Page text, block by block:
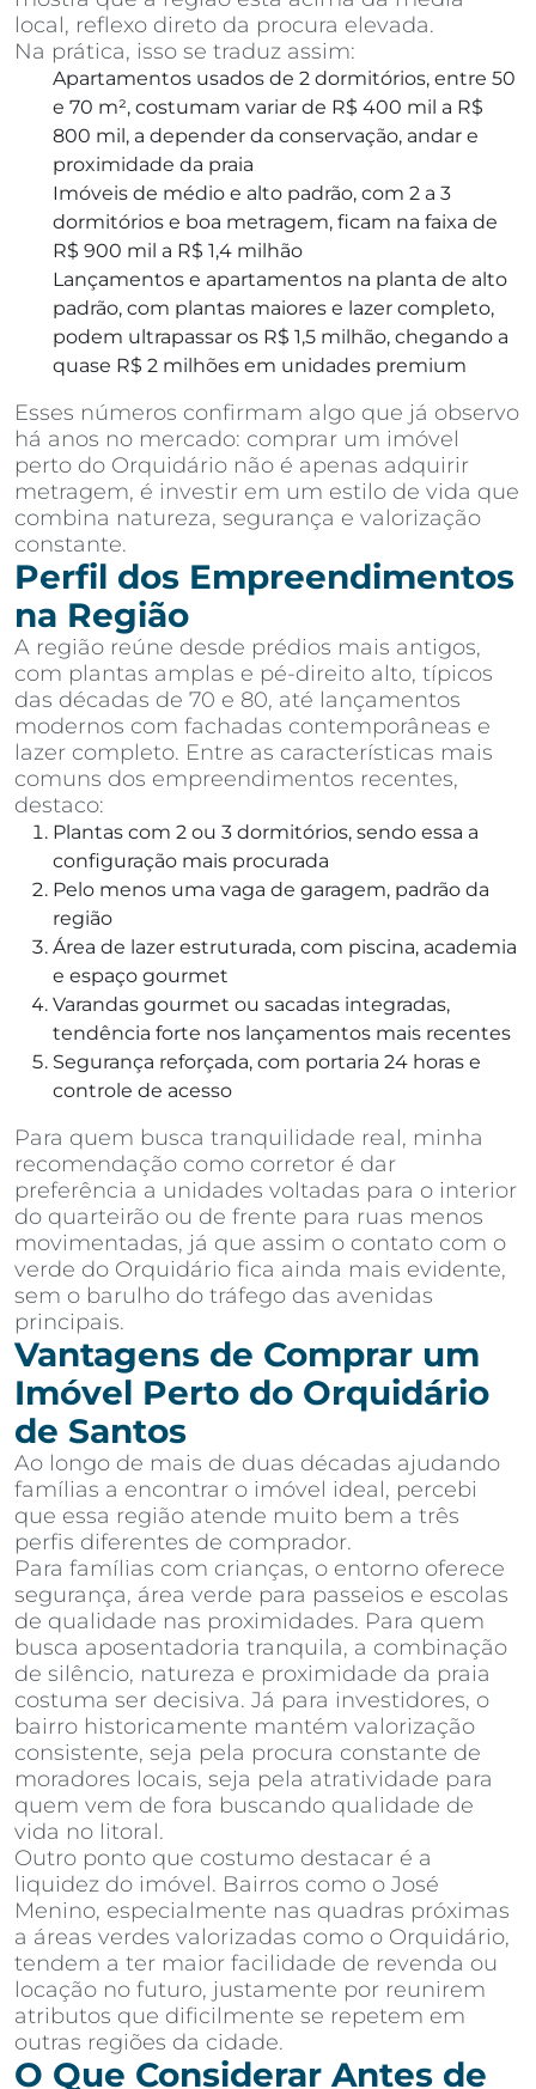
local, reflexo direto da procura elevada.
Na prática, isso se traduz assim:
Apartamentos usados de 2 dormitórios, entre 50
e 70 m², costumam variar de R$ 400 mil a R$
800 mil, a depender da conservação, andar e
proximidade da praia
Imóveis de médio e alto padrão, com 2 a 3
dormitórios e boa metragem, ficam na faixa de
R$ 900 mil a R$ 1,4 milhão
Lançamentos e apartamentos na planta de alto
padrão, com plantas maiores e lazer completo,
podem ultrapassar os R$ 1,5 milhão, chegando a
quase R$ 2 milhões em unidades premium
Esses números confirmam algo que já observo
há anos no mercado: comprar um imóvel
perto do Orquidário não é apenas adquirir
metragem, é investir em um estilo de vida que
combina natureza, segurança e valorização
constante.
Perfil dos Empreendimentos
na Região
A região reúne desde prédios mais antigos,
com plantas amplas e pé-direito alto, típicos
das décadas de 70 e 80, até lançamentos
modernos com fachadas contemporâneas e
lazer completo. Entre as características mais
comuns dos empreendimentos recentes,
destaco:
Plantas com 2 ou 3 dormitórios, sendo essa a
configuração mais procurada
Pelo menos uma vaga de garagem, padrão da
região
Área de lazer estruturada, com piscina, academia
e espaço gourmet
Varandas gourmet ou sacadas integradas,
tendência forte nos lançamentos mais recentes
Segurança reforçada, com portaria 24 horas e
controle de acesso
Para quem busca tranquilidade real, minha
recomendação como corretor é dar
preferência a unidades voltadas para o interior
do quarteirão ou de frente para ruas menos
movimentadas, já que assim o contato com o
verde do Orquidário fica ainda mais evidente,
sem o barulho do tráfego das avenidas
principais.
Vantagens de Comprar um
Imóvel Perto do Orquidário
de Santos
Ao longo de mais de duas décadas ajudando
famílias a encontrar o imóvel ideal, percebi
que essa região atende muito bem a três
perfis diferentes de comprador.
Para famílias com crianças, o entorno oferece
segurança, área verde para passeios e escolas
de qualidade nas proximidades. Para quem
busca aposentadoria tranquila, a combinação
de silêncio, natureza e proximidade da praia
costuma ser decisiva. Já para investidores, o
bairro historicamente mantém valorização
consistente, seja pela procura constante de
moradores locais, seja pela atratividade para
quem vem de fora buscando qualidade de
vida no litoral.
Outro ponto que costumo destacar é a
liquidez do imóvel. Bairros como o José
Menino, especialmente nas quadras próximas
a áreas verdes valorizadas como o Orquidário,
tendem a ter maior facilidade de revenda ou
locação no futuro, justamente por reunirem
atributos que dificilmente se repetem em
outras regiões da cidade.
O Que Considerar Antes de